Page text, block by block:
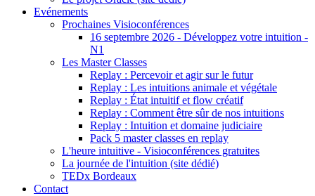
Evénements
Prochaines Visioconférences
16 septembre 2026 - Développez votre intuition -
N1
Les Master Classes
Replay : Percevoir et agir sur le futur
Replay : Les intuitions animale et végétale
Replay : État intuitif et flow créatif
Replay : Comment être sûr de nos intuitions
Replay : Intuition et domaine judiciaire
Pack 5 master classes en replay
L'heure intuitive - Visioconférences gratuites
La journée de l'intuition (site dédié)
TEDx Bordeaux
Contact